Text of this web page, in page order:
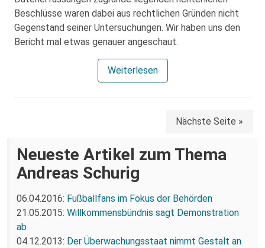
Beschlüsse waren dabei aus rechtlichen Gründen nicht
Gegenstand seiner Untersuchungen. Wir haben uns den
Bericht mal etwas genauer angeschaut.
Weiterlesen
Nächste Seite »
Neueste Artikel zum Thema
Andreas Schurig
06.04.2016: Fußballfans im Fokus der Behörden
21.05.2015: Willkommensbündnis sagt Demonstration
ab
04.12.2013: Der Überwachungsstaat nimmt Gestalt an